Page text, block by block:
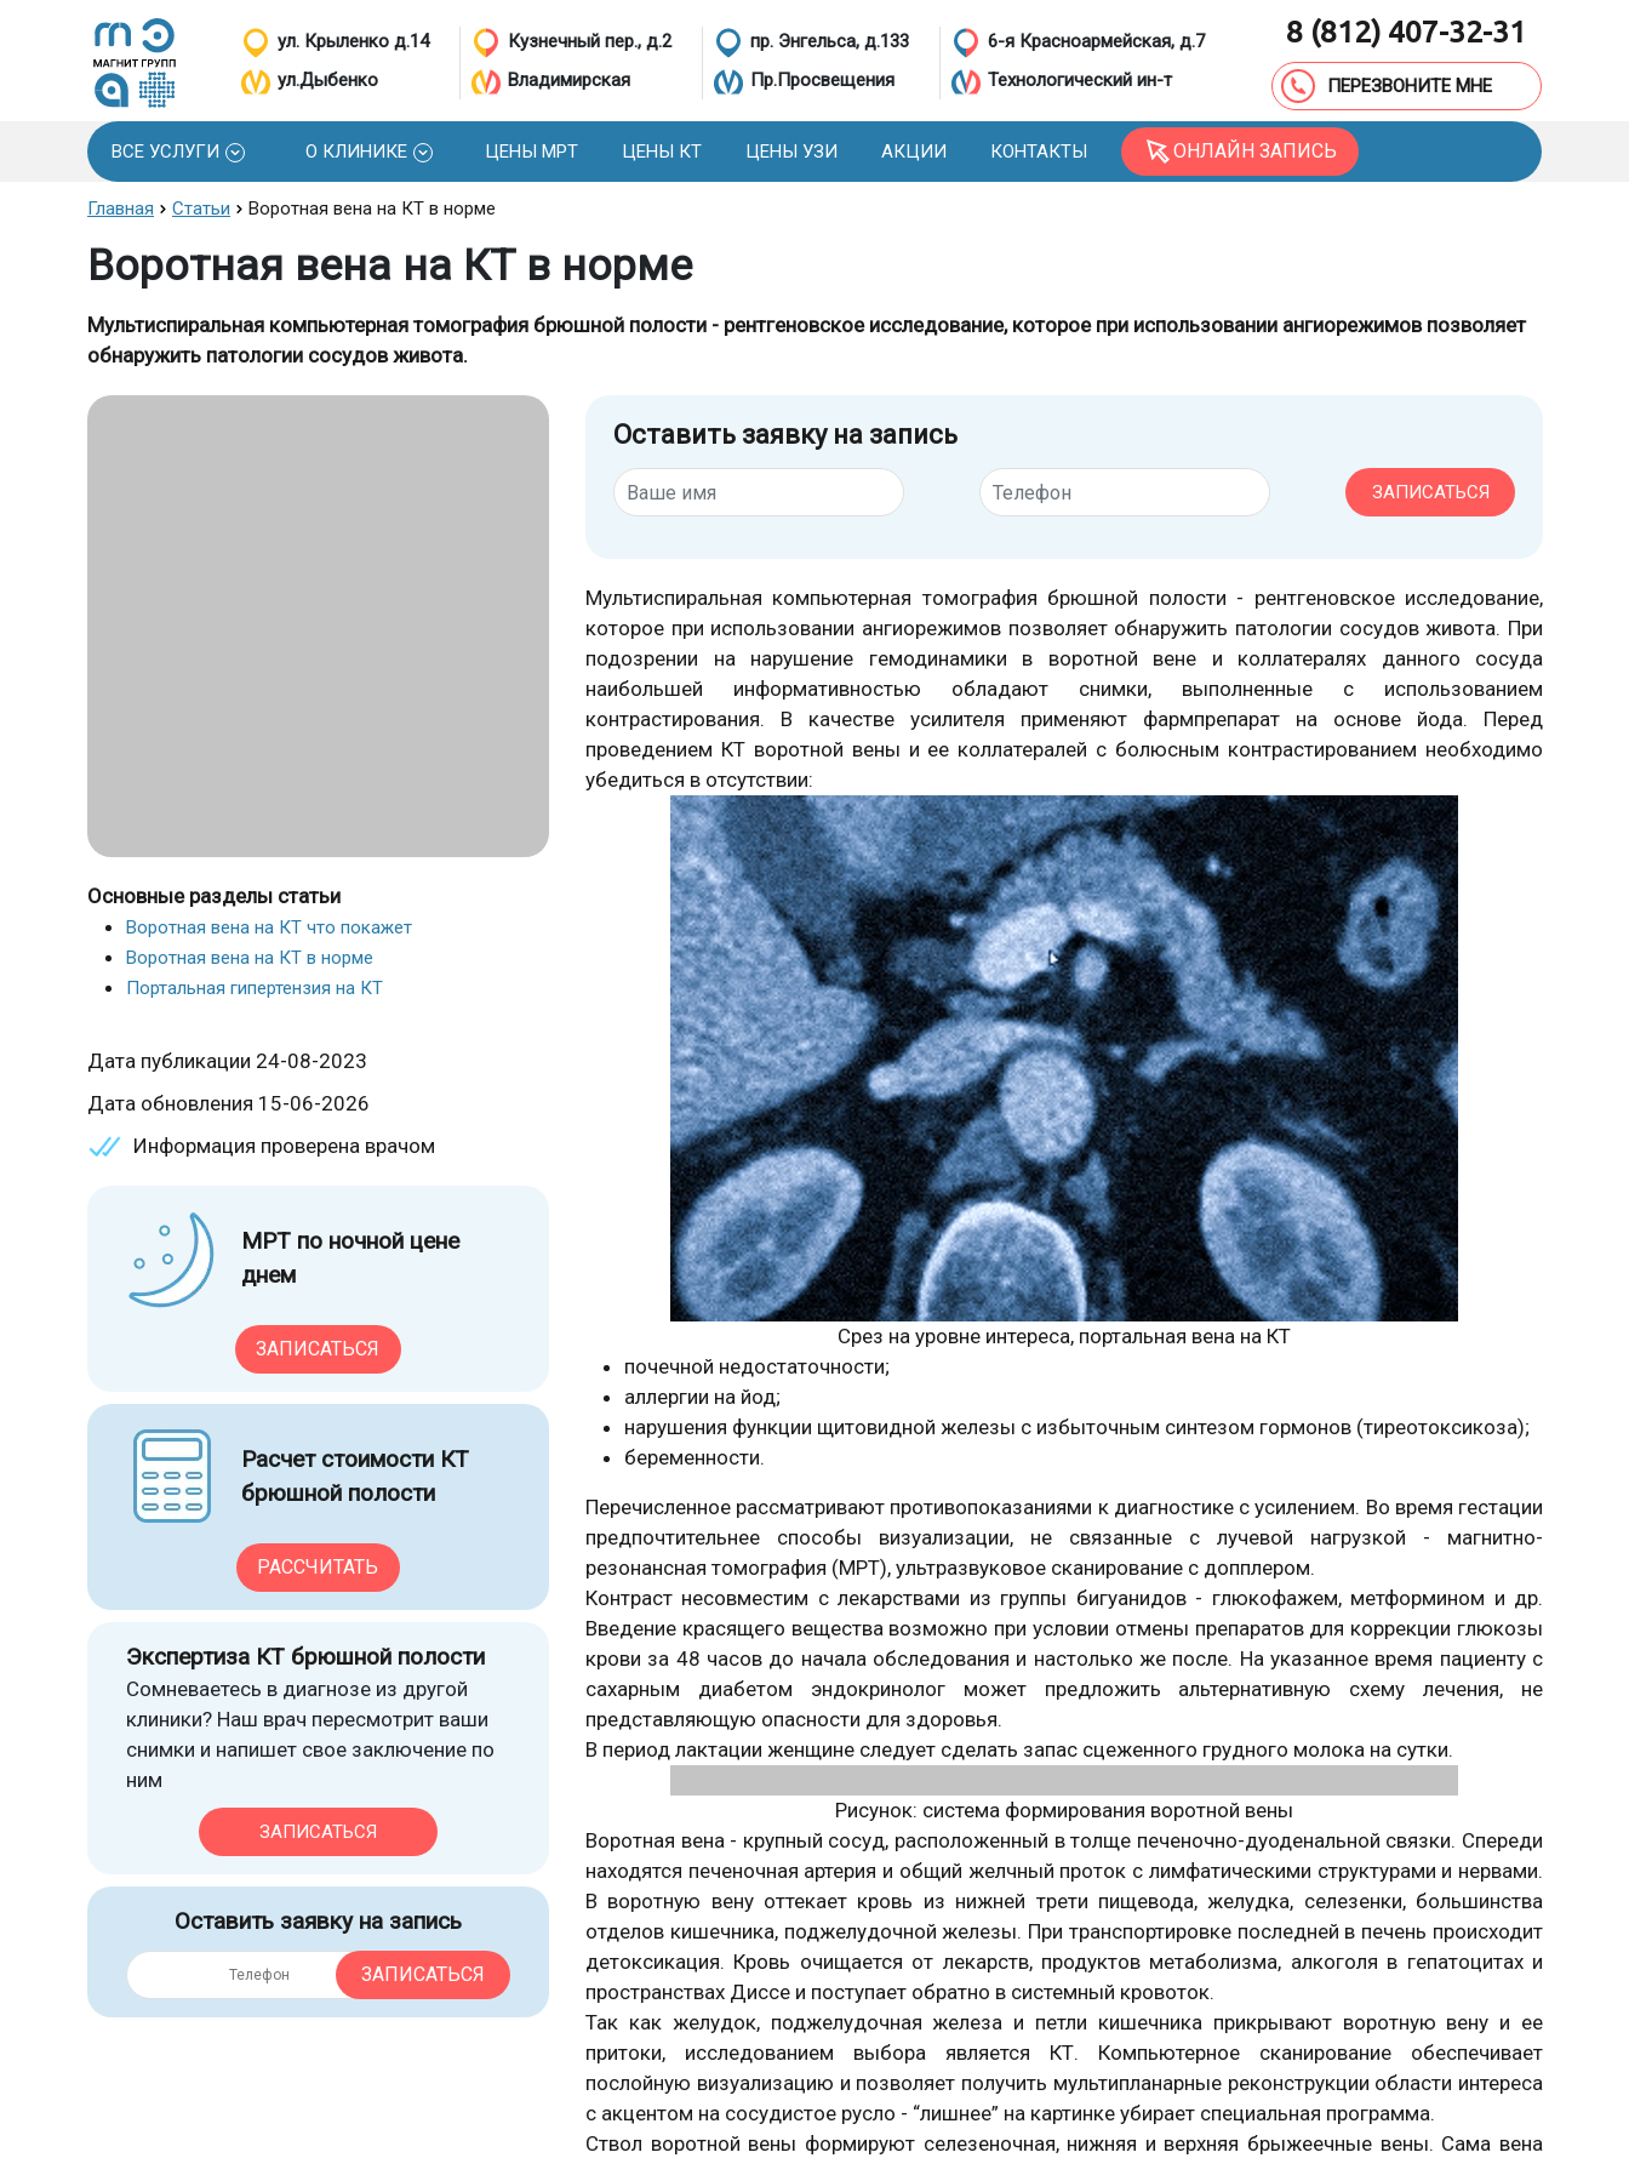
ул. Крыленко д.14
ул.Дыбенко
Кузнечный пер., д.2
Владимирская
пр. Энгельса, д.133
Пр.Просвещения
6-я Красноармейская, д.7
Технологический ин-т
8 (812) 407-32-31
ПЕРЕЗВОНИТЕ МНЕ
ВСЕ УСЛУГИ О КЛИНИКЕ ЦЕНЫ МРТ ЦЕНЫ КТ ЦЕНЫ УЗИ АКЦИИ КОНТАКТЫ ОНЛАЙН ЗАПИСЬ
Главная Статьи Воротная вена на КТ в норме
Воротная вена на КТ в норме
Мультиспиральная компьютерная томография брюшной полости - рентгеновское исследование, которое при использовании ангиорежимов позволяет
обнаружить патологии сосудов живота.
Основные разделы статьи
Воротная вена на КТ что покажет
Воротная вена на КТ в норме
Портальная гипертензия на КТ
Дата публикации 24-08-2023
Дата обновления 15-06-2026
Информация проверена врачом
МРТ по ночной цене
днем
ЗАПИСАТЬСЯ
Расчет стоимости КТ
брюшной полости
РАССЧИТАТЬ
Экспертиза КТ брюшной полости
Сомневаетесь в диагнозе из другой
клиники? Наш врач пересмотрит ваши
снимки и напишет свое заключение по
ним
ЗАПИСАТЬСЯ
Оставить заявку на запись
ЗАПИСАТЬСЯ
Оставить заявку на запись
ЗАПИСАТЬСЯ
Мультиспиральная компьютерная томография брюшной полости - рентгеновское исследование,
которое при использовании ангиорежимов позволяет обнаружить патологии сосудов живота. При
подозрении на нарушение гемодинамики в воротной вене и коллатералях данного сосуда
наибольшей информативностью обладают снимки, выполненные с использованием
контрастирования. В качестве усилителя применяют фармпрепарат на основе йода. Перед
проведением КТ воротной вены и ее коллатералей с болюсным контрастированием необходимо
убедиться в отсутствии:
Срез на уровне интереса, портальная вена на КТ
почечной недостаточности;
аллергии на йод;
нарушения функции щитовидной железы с избыточным синтезом гормонов (тиреотоксикоза);
беременности.
Перечисленное рассматривают противопоказаниями к диагностике с усилением. Во время гестации
предпочтительнее способы визуализации, не связанные с лучевой нагрузкой - магнитно-
резонансная томография (МРТ), ультразвуковое сканирование с допплером.
Контраст несовместим с лекарствами из группы бигуанидов - глюкофажем, метформином и др.
Введение красящего вещества возможно при условии отмены препаратов для коррекции глюкозы
крови за 48 часов до начала обследования и настолько же после. На указанное время пациенту с
сахарным диабетом эндокринолог может предложить альтернативную схему лечения, не
представляющую опасности для здоровья.
В период лактации женщине следует сделать запас сцеженного грудного молока на сутки.
Рисунок: система формирования воротной вены
Воротная вена - крупный сосуд, расположенный в толще печеночно-дуоденальной связки. Спереди
находятся печеночная артерия и общий желчный проток с лимфатическими структурами и нервами.
В воротную вену оттекает кровь из нижней трети пищевода, желудка, селезенки, большинства
отделов кишечника, поджелудочной железы. При транспортировке последней в печень происходит
детоксикация. Кровь очищается от лекарств, продуктов метаболизма, алкоголя в гепатоцитах и
пространствах Диссе и поступает обратно в системный кровоток.
Так как желудок, поджелудочная железа и петли кишечника прикрывают воротную вену и ее
притоки, исследованием выбора является КТ. Компьютерное сканирование обеспечивает
послойную визуализацию и позволяет получить мультипланарные реконструкции области интереса
с акцентом на сосудистое русло - “лишнее” на картинке убирает специальная программа.
Ствол воротной вены формируют селезеночная, нижняя и верхняя брыжеечные вены. Сама вена